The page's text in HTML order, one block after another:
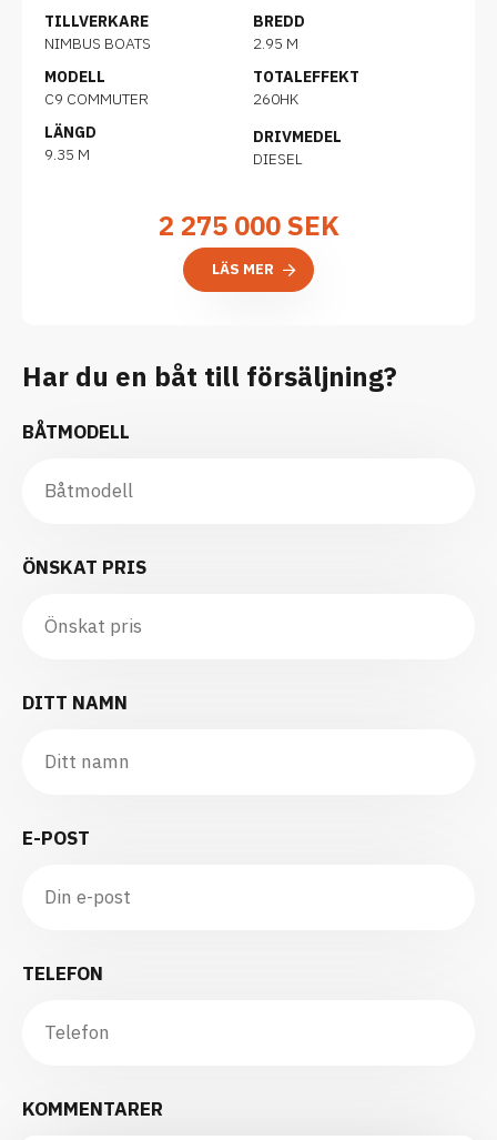
TILLVERKARE
NIMBUS BOATS
MODELL
C9 COMMUTER
LÄNGD
9.35 M
BREDD
2.95 M
TOTALEFFEKT
260HK
DRIVMEDEL
DIESEL
2 275 000SEK
LÄS MER
Har du en båt till försäljning?
BÅTMODELL
ÖNSKAT PRIS
DITT NAMN
E-POST
TELEFON
KOMMENTARER